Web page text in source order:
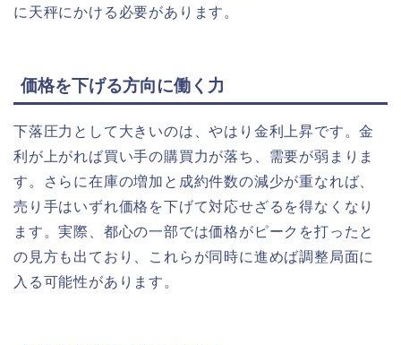
に天秤にかける必要があります。
価格を下げる方向に働く力
下落圧力として大きいのは、やはり金利上昇です。金
利が上がれば買い手の購買力が落ち、需要が弱まりま
す。さらに在庫の増加と成約件数の減少が重なれば、
売り手はいずれ価格を下げて対応せざるを得なくなり
ます。実際、都心の一部では価格がピークを打ったと
の見方も出ており、これらが同時に進めば調整局面に
入る可能性があります。